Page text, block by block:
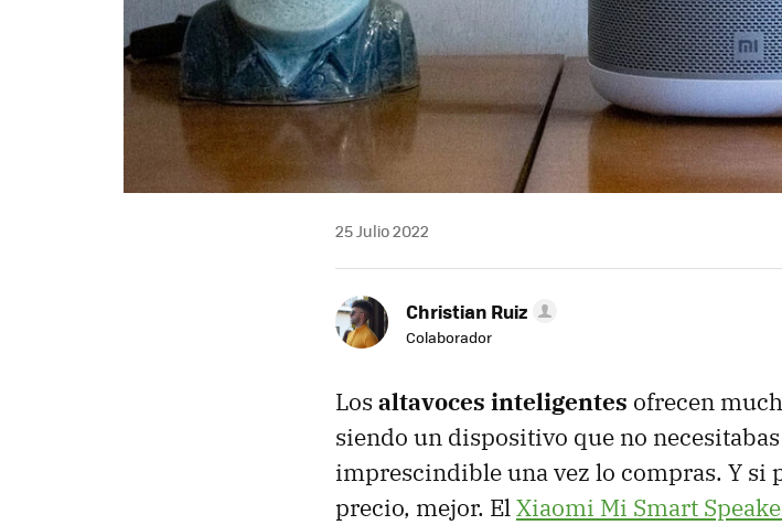
25 Julio 2022
Christian Ruiz
Colaborador
Los altavoces inteligentes ofrecen
siendo un dispositivo que no
imprescindible una vez lo compras. Y si
precio, mejor. ElXiaomi Mi Smart